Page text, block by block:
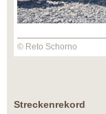
© Reto Schorno
Streckenrekord